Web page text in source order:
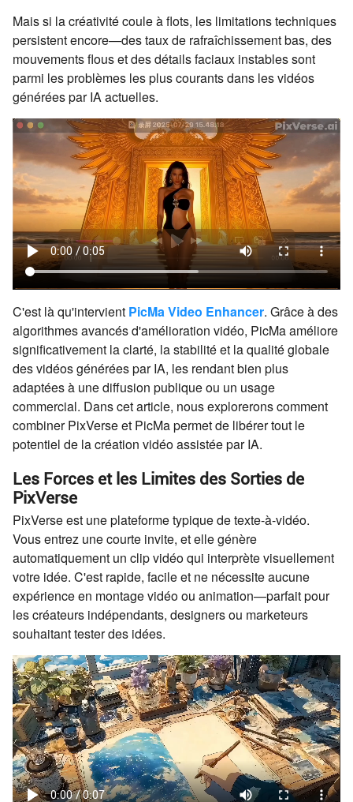
Mais si la créativité coule à flots, les limitations techniques
persistent encore—des taux de rafraîchissement bas, des
mouvements flous et des détails faciaux instables sont
parmi les problèmes les plus courants dans les vidéos
générées par IA actuelles.
C'est là qu'intervient PicMa Video Enhancer. Grâce à des
algorithmes avancés d'amélioration vidéo, PicMa améliore
significativement la clarté, la stabilité et la qualité globale
des vidéos générées par IA, les rendant bien plus
adaptées à une diffusion publique ou un usage
commercial. Dans cet article, nous explorerons comment
combiner PixVerse et PicMa permet de libérer tout le
potentiel de la création vidéo assistée par IA.
Les Forces et les Limites des Sorties de
PixVerse
PixVerse est une plateforme typique de texte-à-vidéo.
Vous entrez une courte invite, et elle génère
automatiquement un clip vidéo qui interprète visuellement
votre idée. C'est rapide, facile et ne nécessite aucune
expérience en montage vidéo ou animation—parfait pour
les créateurs indépendants, designers ou marketeurs
souhaitant tester des idées.